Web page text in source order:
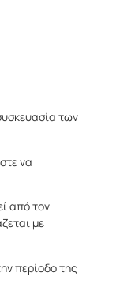
των
να
από τον
με
περίοδο της